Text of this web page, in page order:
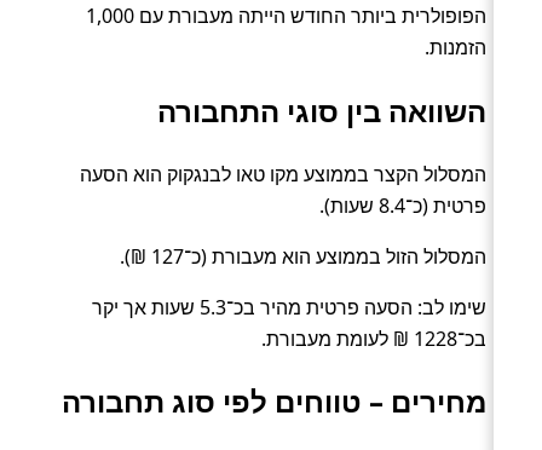
הפופולרית ביותר החודש הייתה מעבורת עם 1,000
הזמנות.
השוואה בין סוגי התחבורה
המסלול הקצר בממוצע מקו טאו לבנגקוק הוא הסעה
פרטית (כ־8.4 שעות).
המסלול הזול בממוצע הוא מעבורת (כ־127 ₪).
שימו לב: הסעה פרטית מהיר בכ־5.3 שעות אך יקר
בכ־1228 ₪ לעומת מעבורת.
מחירים – טווחים לפי סוג תחבורה